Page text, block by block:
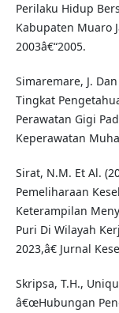
Perilaku Hidup
Kabupaten Muaro
2003â€“2005.
Simaremare, J.
Tingkat
Perawatan Gigi
Keperawatan
Sirat, N.M. Et Al.
Pemeliharaan
Keterampilan
Puri Di Wilayah
2023,â€ Jurnal
Skripsa, T.H.,
â€œHubungan